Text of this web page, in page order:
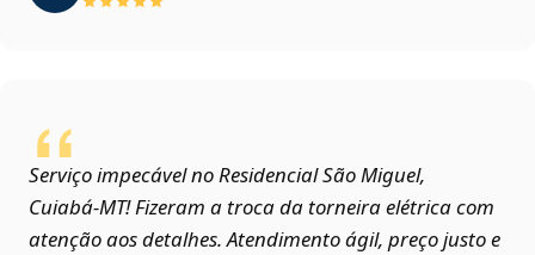
Serviço impecável no Residencial São Miguel,
Cuiabá‑MT! Fizeram a troca da torneira elétrica com
atenção aos detalhes. Atendimento ágil, preço justo e